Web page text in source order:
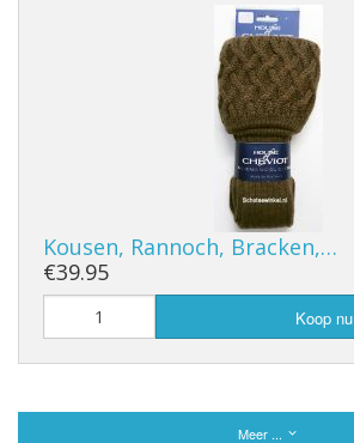
Kousen, Rannoch, Bracken,…
€39.95
Koop nu
Meer ...